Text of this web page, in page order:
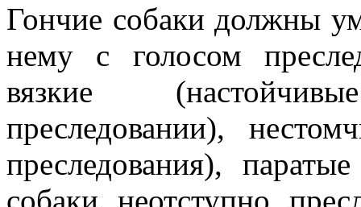
Гончие собаки должны
нему с голосом
вязкие
преследовании),
преследования),
собаки неотступно